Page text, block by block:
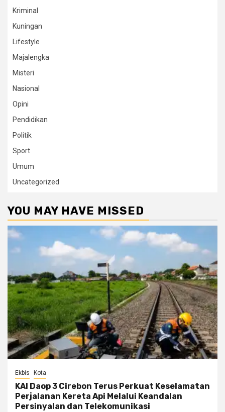
Kriminal
Kuningan
Lifestyle
Majalengka
Misteri
Nasional
Opini
Pendidikan
Politik
Sport
Umum
Uncategorized
YOU MAY HAVE MISSED
Ekbis Kota
KAI Daop 3 Cirebon Terus Perkuat Keselamatan
Perjalanan Kereta Api Melalui Keandalan
Persinyalan dan Telekomunikasi